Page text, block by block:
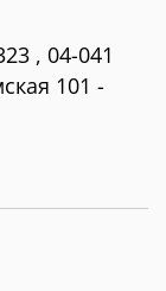
, 04-041
101 -